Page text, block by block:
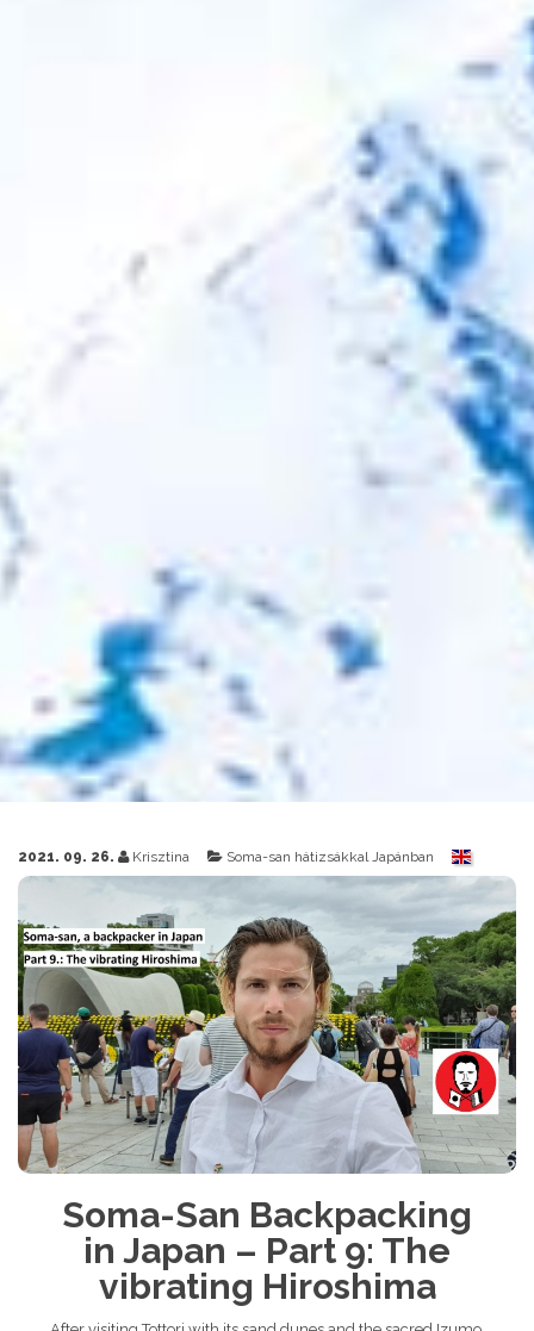
2021. 09. 26. Krisztina Soma-san hátizsákkal Japánban
Soma-San Backpacking
in Japan – Part 9: The
vibrating Hiroshima